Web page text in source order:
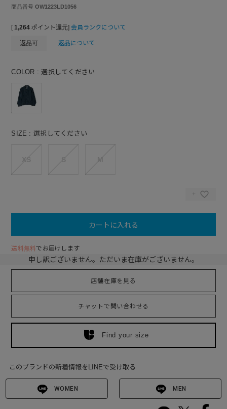
商品番号 OW1223LD1056
[ 1,264 ポイント還元] 会員ランクについて
返品可 返品について
COLOR 選択してください
SIZE 選択してください
カートに入れる
送料無料でお届けします
申し訳ございません。ただいま在庫がございません。
店舗在庫を見る
チャットで問い合わせる
Find your size
このブランドの新着情報をLINEで受け取る
WOMEN MEN